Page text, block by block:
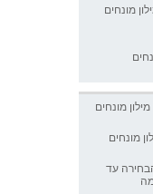
עד החתימה
ובתי
הבטוחות?
מונחים
מונחים
עד